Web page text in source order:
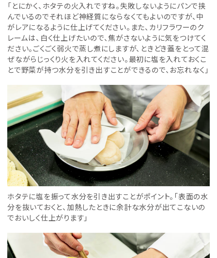
「とにかく、ホタテの火入れですね。失敗しないようにパンで挟
んでいるのでそれほど神経質にならなくてもよいのですが、中
がレアになるように仕上げてください。また、カリフラワーのク
レームは、白く仕上げたいので、焦がさないように気をつけてく
ださい。ごくごく弱火で蒸し煮にしますが、ときどき蓋をとって混
ぜながらじっくり火を入れてください。最初に塩を入れておくこ
とで野菜が持つ水分を引き出すことができるので、お忘れなく」
ホタテに塩を振って水分を引き出すことがポイント。「表面の水
分を抜いておくと、加熱したときに余計な水分が出てこないの
でおいしく仕上がります」